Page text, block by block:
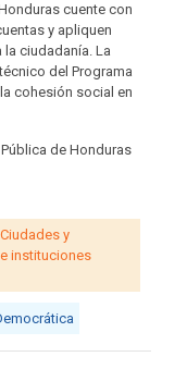
cuente con
y apliquen
ciudadanía. La
del Programa
cohesión social en
de Honduras
y
instituciones